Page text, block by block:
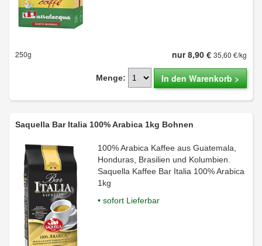
250g nur 8,90 € 35,60 €/kg
Menge: In den Warenkorb >
Saquella Bar Italia 100% Arabica 1kg Bohnen
100% Arabica Kaffee aus Guatemala,
Honduras, Brasilien und Kolumbien.
Saquella Kaffee Bar Italia 100% Arabica
1kg
• sofort Lieferbar